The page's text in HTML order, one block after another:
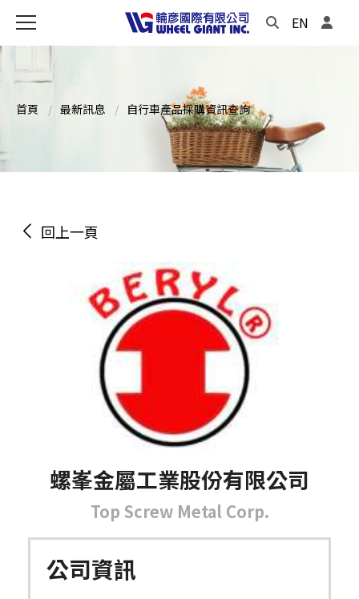
EN
首頁 最新訊息 自行車產品採購資訊查詢
回上一頁
螺峯金屬工業股份有限公司
Top Screw Metal Corp.
公司資訊